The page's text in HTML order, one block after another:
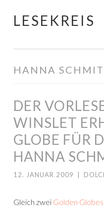
Springe
LESEKREIS
HANNA
DER
WINSLET
GLOBE FÜR
HANNA
12. JANUAR 2009
Gleich zwei Golden Globes